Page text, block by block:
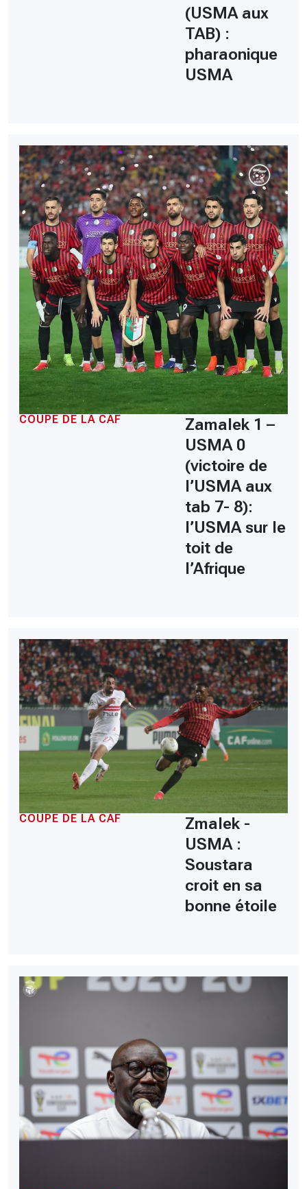
(USMA aux
TAB) :
pharaonique
USMA
COUPE DE LA CAF
Zamalek 1 –
USMA 0
(victoire de
l’USMA aux
tab 7- 8):
l’USMA sur le
toit de
l’Afrique
COUPE DE LA CAF
Zmalek -
USMA :
Soustara
croit en sa
bonne étoile